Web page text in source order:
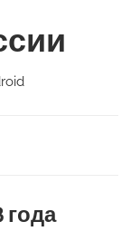
года